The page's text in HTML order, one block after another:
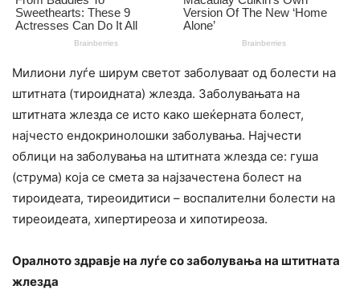
Милиони луѓе ширум светот заболуваат од болести на
штитната (тироидната) жлезда. Заболувањата на
штитната жлезда се исто како шеќерната болест,
најчесто ендокринолошки заболувања. Најчести
облици на заболувања на штитната жлезда се: гуша
(струма) која се смета за најзачестена болест на
тироидеата, тиреоидитиси – воспалителни болести на
тиреоидеата, хипертиреоза и хипотиреоза.
Оралното здравје на луѓе со заболувања на штитната
жлезда